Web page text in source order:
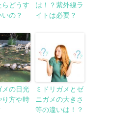
らどうす
の？
は！？紫外線ラ
イトは必要？
メの日光
り方や時
ミドリガメとゼ
ニガメの大きさ
等の違いは！？